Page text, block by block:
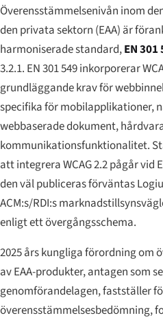
Överensstämmelsenivån inom
den privata sektorn (EAA) är
harmoniserade standard,EN 301
3.2.1. EN 301 549 inkorporerar
grundläggande krav för
specifika för mobilapplikationer,
webbaserade dokument,
kommunikationsfunktionalitet.
att integrera WCAG 2.2 pågår vid
den väl publiceras förväntas
ACM:s/RDI:s
enligt ett övergångsschema.
2025 års kungliga förordning om
av EAA-produkter, antagen som
genomförandelagen, fastställer
överensstämmelsesbedömning,